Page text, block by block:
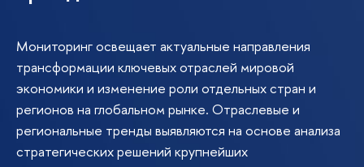
Мониторинг освещает актуальные направления
трансформации ключевых отраслей мировой
экономики и изменение роли отдельных стран и
регионов на глобальном рынке. Отраслевые и
региональные тренды выявляются на основе анализа
стратегических решений крупнейших